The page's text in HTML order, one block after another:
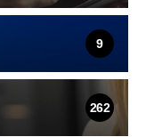
9
262